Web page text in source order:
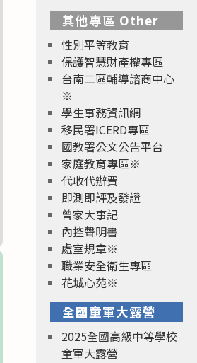
其他專區 Other
性別平等教育
保護智慧財產權專區
台南二區輔導諮商中心
※
學生事務資訊網
移民署ICERD專區
國教署公文公告平台
家庭教育專區※
代收代辦費
即測即評及發證
曾家大事記
內控聲明書
處室規章※
職業安全衛生專區
花城心苑※
全國童軍大露營
2025全國高級中等學校
童軍大露營